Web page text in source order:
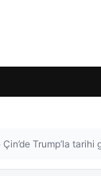
Çin’de Trump’la